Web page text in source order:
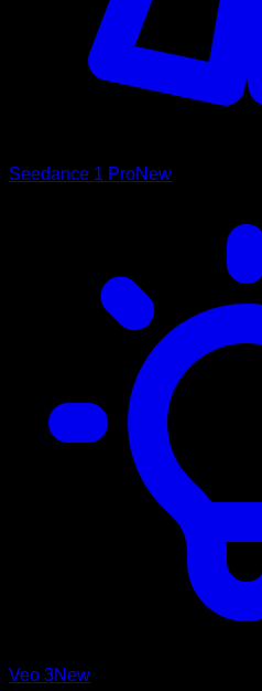
Seedance 1 ProNew
Veo 3New